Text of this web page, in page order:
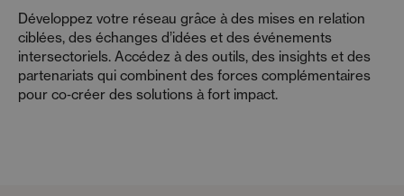
Développez votre réseau grâce à des mises en relation
ciblées, des échanges d’idées et des événements
intersectoriels. Accédez à des outils, des insights et des
partenariats qui combinent des forces complémentaires
pour co‑créer des solutions à fort impact.